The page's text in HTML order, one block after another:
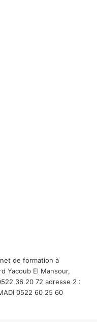
de formation à
Yacoub El Mansour,
36 20 72 adresse 2 :
0522 60 25 60